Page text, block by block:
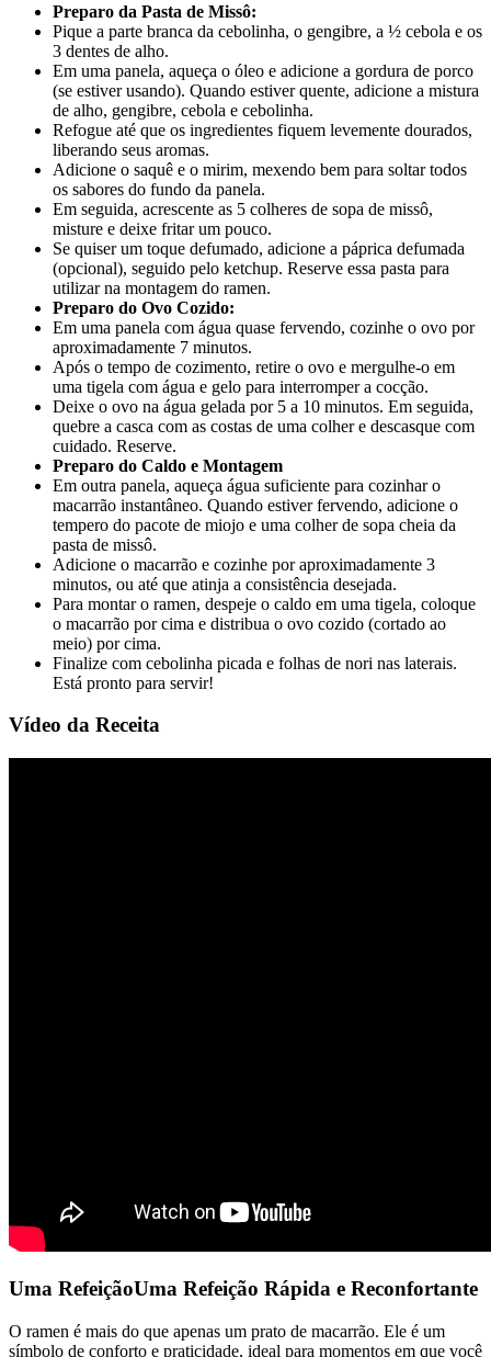
Preparo da Pasta de Missô:
Pique a parte branca da cebolinha, o gengibre, a ½ cebola e os
3 dentes de alho.
Em uma panela, aqueça o óleo e adicione a gordura de porco
(se estiver usando). Quando estiver quente, adicione a mistura
de alho, gengibre, cebola e cebolinha.
Refogue até que os ingredientes fiquem levemente dourados,
liberando seus aromas.
Adicione o saquê e o mirim, mexendo bem para soltar todos
os sabores do fundo da panela.
Em seguida, acrescente as 5 colheres de sopa de missô,
misture e deixe fritar um pouco.
Se quiser um toque defumado, adicione a páprica defumada
(opcional), seguido pelo ketchup. Reserve essa pasta para
utilizar na montagem do ramen.
Preparo do Ovo Cozido:
Em uma panela com água quase fervendo, cozinhe o ovo por
aproximadamente 7 minutos.
Após o tempo de cozimento, retire o ovo e mergulhe-o em
uma tigela com água e gelo para interromper a cocção.
Deixe o ovo na água gelada por 5 a 10 minutos. Em seguida,
quebre a casca com as costas de uma colher e descasque com
cuidado. Reserve.
Preparo do Caldo e Montagem
Em outra panela, aqueça água suficiente para cozinhar o
macarrão instantâneo. Quando estiver fervendo, adicione o
tempero do pacote de miojo e uma colher de sopa cheia da
pasta de missô.
Adicione o macarrão e cozinhe por aproximadamente 3
minutos, ou até que atinja a consistência desejada.
Para montar o ramen, despeje o caldo em uma tigela, coloque
o macarrão por cima e distribua o ovo cozido (cortado ao
meio) por cima.
Finalize com cebolinha picada e folhas de nori nas laterais.
Está pronto para servir!
Vídeo da Receita
Uma RefeiçãoUma Refeição Rápida e Reconfortante
O ramen é mais do que apenas um prato de macarrão. Ele é um
símbolo de conforto e praticidade, ideal para momentos em que você